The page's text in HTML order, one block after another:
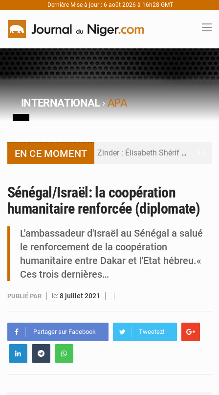
Dernière Mise à jour : 6 août 2026 à 16h28 GMT
INTERNATIONAL›APA
EN CE MOMENT Zinder : Élisabeth Shérif visite l’école Birni Garçon
Tibiri : le dialogue, nouveau terrain de jeu pour la paix
Sénégal/Israël: la coopération
humanitaire renforcée (diplomate)
L'ambassadeur d'Israël au Sénégal a salué
le renforcement de la coopération
humanitaire entre Dakar et l'Etat hébreu.«
Ces trois dernières…
PUBLIÉ PAR le:8 juillet 2021
Partager sur Facebook Tweetez!